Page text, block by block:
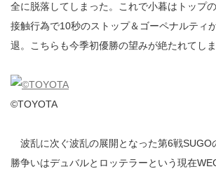
全に脱落してしまった。これで小暮はトップ
接触行為で10秒のストップ＆ゴーペナルティ
退。こちらも今季初優勝の望みが絶たれてしま
©TOYOTA
波乱に次ぐ波乱の展開となった第6戦SUGO
勝争いはデュバルとロッテラーという現在